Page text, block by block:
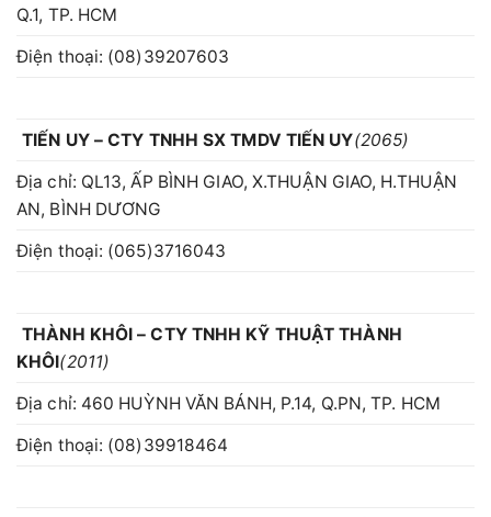
Q.1, TP. HCM
Điện thoại: (08)39207603
TIẾN UY – CTY TNHH SX TMDV TIẾN UY(2065)
Địa chỉ: QL13, ẤP BÌNH GIAO, X.THUẬN GIAO, H.THUẬN
AN, BÌNH DƯƠNG
Điện thoại: (065)3716043
THÀNH KHÔI – CTY TNHH KỸ THUẬT THÀNH
KHÔI(2011)
Địa chỉ: 460 HUỲNH VĂN BÁNH, P.14, Q.PN, TP. HCM
Điện thoại: (08)39918464